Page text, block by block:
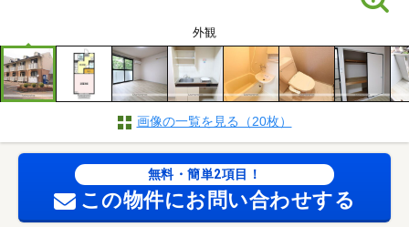
外観
画像の一覧を見る（20枚）
無料・簡単2項目！
この物件にお問い合わせする